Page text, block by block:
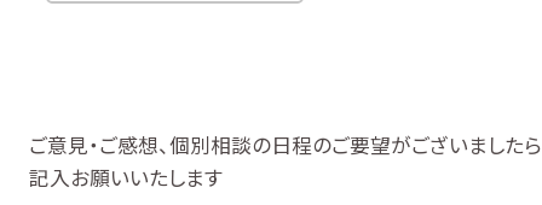
ご意見・ご感想、個別相談の日程のご要望がございましたら
記入お願いいたします